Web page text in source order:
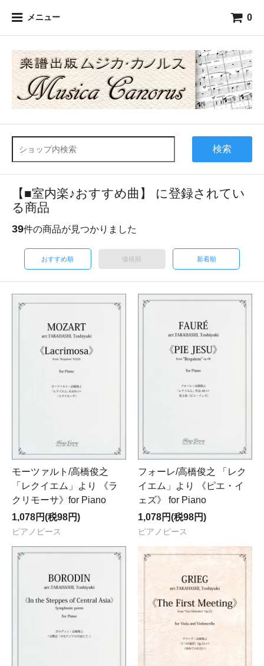
メニュー 0
検索
【■室内楽♪おすすめ曲】 に登録されてい
る商品
39件の商品が見つかりました
おすすめ順 価格順 新着順
モーツァルト/高橋俊之
「レクイエム」より 《ラ
クリモーサ》for Piano
1,078円(税98円)
ピアノピース
フォーレ/高橋俊之 「レク
イエム」より 《ピエ・イ
ェズ》 for Piano
1,078円(税98円)
ピアノピース